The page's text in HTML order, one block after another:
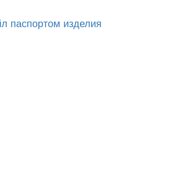
паспортом изделия